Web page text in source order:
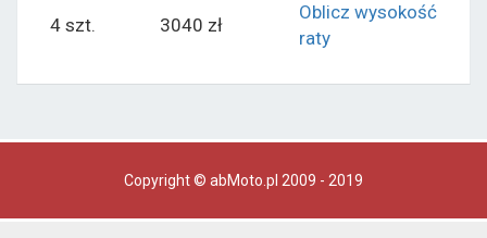
4 szt.
3040 zł
Oblicz wysokość
raty
Copyright © abMoto.pl 2009 - 2019